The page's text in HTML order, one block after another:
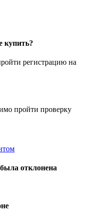
купить?
регистрацию на
пройти проверку
отклонена